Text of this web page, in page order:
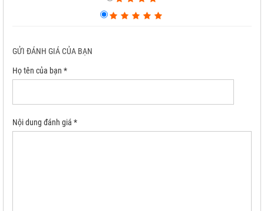
GỬI ĐÁNH GIÁ CỦA BẠN
Họ tên của bạn *
Nội dung đánh giá *